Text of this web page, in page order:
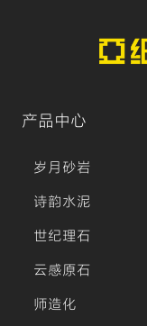
产品中心
岁月砂岩
诗韵水泥
世纪理石
云感原石
师造化